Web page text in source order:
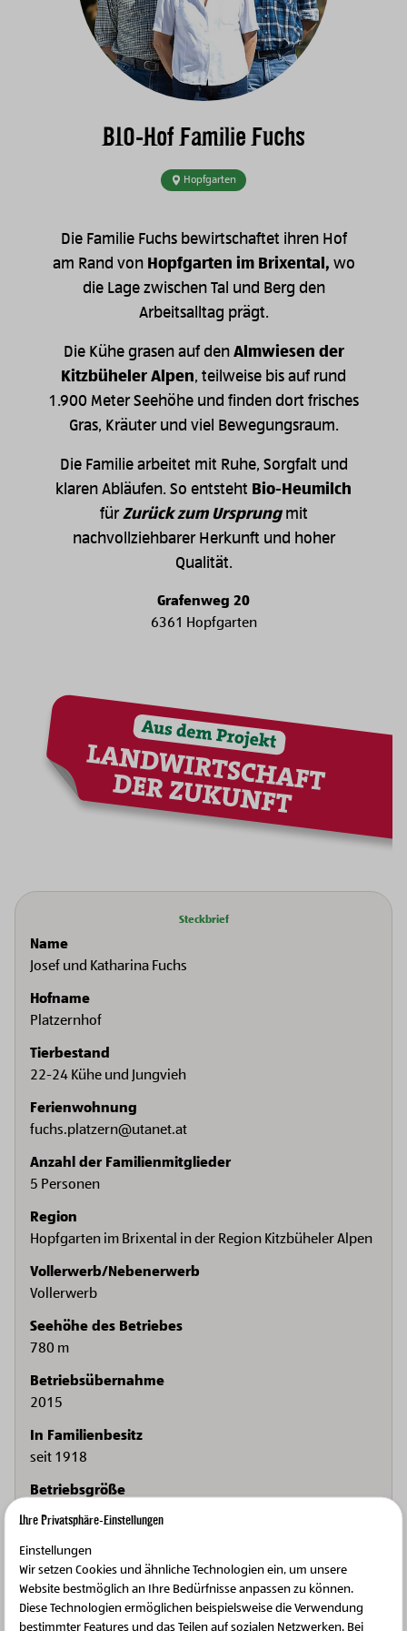
BIO-Hof Familie Fuchs
Hopfgarten
Die Familie Fuchs bewirtschaftet ihren Hof
am Rand von Hopfgarten im Brixental, wo
die Lage zwischen Tal und Berg den
Arbeitsalltag prägt.
Die Kühe grasen auf den Almwiesen der
Kitzbüheler Alpen, teilweise bis auf rund
1.900 Meter Seehöhe und finden dort frisches
Gras, Kräuter und viel Bewegungsraum.
Die Familie arbeitet mit Ruhe, Sorgfalt und
klaren Abläufen. So entsteht Bio-Heumilch
fürZurück zum Ursprungmit
nachvollziehbarer Herkunft und hoher
Qualität.
Grafenweg 20
6361 Hopfgarten
Steckbrief
Name
Josef und Katharina Fuchs
Hofname
Platzernhof
Tierbestand
22-24 Kühe und Jungvieh
Ferienwohnung
fuchs.platzern@utanet.at
Anzahl der Familienmitglieder
5 Personen
Region
Hopfgarten im Brixental in der Region Kitzbüheler Alpen
Vollerwerb/Nebenerwerb
Vollerwerb
Seehöhe des Betriebes
780 m
Betriebsübernahme
2015
In Familienbesitz
seit 1918
Betriebsgröße
30,6 ha
Produkte, die am Hof erzeugt werden
Schnaps, Obst
Ihre Privatsphäre-Einstellungen
Einstellungen
Wir setzen Cookies und ähnliche Technologien ein, um unsere
Website bestmöglich an Ihre Bedürfnisse anpassen zu können.
Diese Technologien ermöglichen beispielsweise die Verwendung
bestimmter Features und das Teilen auf sozialen Netzwerken. Bei